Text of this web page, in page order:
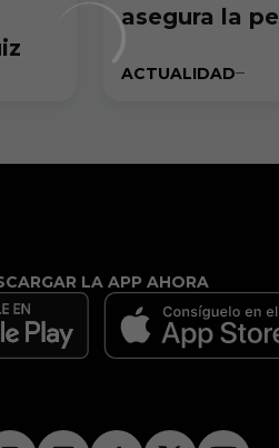
asegura la
ACTUALIDAD
LA APP AHORA